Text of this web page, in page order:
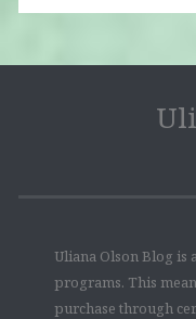
Uliana Olson Blog is
programs. This
purchase through